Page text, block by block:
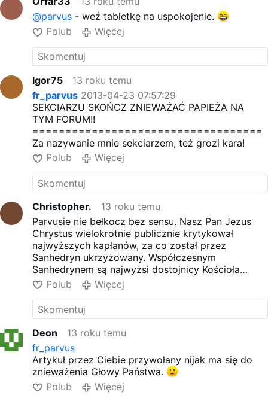
@parvus - weź tabletkę na uspokojenie.
Polub
Więcej
Igor75
13 roku temu
fr_parvus 2013-04-23 07:57:29
SEKCIARZU SKOŃCZ ZNIEWAŻAĆ PAPIEŻA NA
TYM FORUM!!
===================================
Za nazywanie mnie sekciarzem, też grozi kara!
Polub
Więcej
Christopher.
13 roku temu
Parvusie nie bełkocz bez sensu. Nasz Pan Jezus
Chrystus wielokrotnie publicznie krytykował
najwyższych kapłanów, za co został przez
Sanhedryn ukrzyżowany. Współczesnym
Sanhedrynem są najwyżsi dostojnicy Kościoła
posoborowego i jesteśmy świadkami, jak krzyżują
Kościół Katolicki z Jego wiarą i zwyczajami, którym
przysięgali dochować wierności.
Polub Więcej
Deon
13 roku temu
fr_parvus
Artykuł przez Ciebie przywołany nijak ma się do
znieważenia Głowy Państwa.
Polub
Więcej